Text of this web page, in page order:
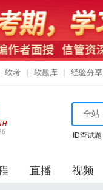
软考 软题库 经验分享
全站
ID查试题
直播 视频